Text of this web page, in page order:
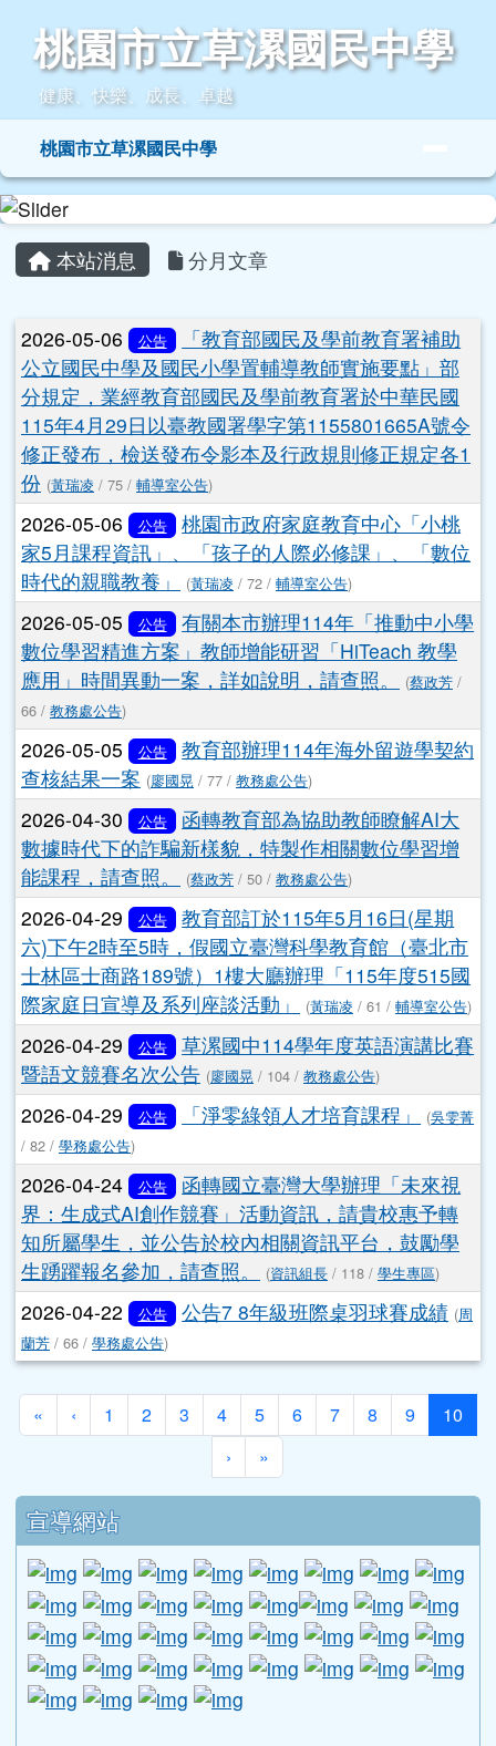
桃園市立草漯國民中學
桃園市立草漯國民中學
健康、快樂、成長、卓越
導覽列桃園市立草漯國民中學
主內容區域
本站消息 分月文章
文章列表
2026-05-06 公告
「教育部國民及學前教育署補助
公立國民中學及國民小學置輔導教師實施要點」部
分規定，業經教育部國民及學前教育署於中華民國
115年4月29日以臺教國署學字第1155801665A號令
修正發布，檢送發布令影本及行政規則修正規定各1
份 (黃瑞凌 / 75 / 輔導室公告)
2026-05-06 公告
桃園市政府家庭教育中心「小桃
家5月課程資訊」、「孩子的人際必修課」、「數位
時代的親職教養」
(黃瑞凌 / 72 / 輔導室公告)
2026-05-05 公告
有關本市辦理114年「推動中小學
數位學習精進方案」教師增能研習「HiTeach 教學
應用」時間異動一案，詳如說明，請查照。
(蔡政芳 /
66 / 教務處公告)
2026-05-05 公告
教育部辦理114年海外留遊學契約
查核結果一案 (廖國晃 / 77 / 教務處公告)
2026-04-30 公告
函轉教育部為協助教師瞭解AI大
數據時代下的詐騙新樣貌，特製作相關數位學習增
能課程，請查照。
(蔡政芳 / 50 / 教務處公告)
2026-04-29 公告
教育部訂於115年5月16日(星期
六)下午2時至5時，假國立臺灣科學教育館（臺北市
士林區士商路189號）1樓大廳辦理「115年度515國
際家庭日宣導及系列座談活動」
(黃瑞凌 / 61 / 輔導室公告)
2026-04-29 公告
草漯國中114學年度英語演講比賽
暨語文競賽名次公告 (廖國晃 / 104 / 教務處公告)
2026-04-29 公告 「淨零綠領人才培育課程」 (吳雯菁
/ 82 / 學務處公告)
2026-04-24 公告
函轉國立臺灣大學辦理「未來視
界：生成式AI創作競賽」活動資訊，請貴校惠予轉
知所屬學生，並公告於校內相關資訊平台，鼓勵學
生踴躍報名參加，請查照。
(資訊組長 / 118 / 學生專區)
2026-04-22 公告 公告7 8年級班際桌羽球賽成績 (周
蘭芳 / 66 / 學務處公告)
« 第一頁
‹ 上一頁
1 2 3 4 5 6 7 8 9 10
› 下一頁
»
下中區域內容
宣導網站
link to http://www.guide.edu.tw/
link to http://www.csptc.gov.tw/ \
link to http://enc.moe.edu.tw/ \
link to https://link to https://link to https://
link to
link to http://edufund.cyut.edu.tw \
link to http://link to https://www.ptskids.tw/ \
link to http://
link to http://link to http://
link to
link to http://1950.tycg.gov.tw/ \
link to http://www.e-quit.org/ \
link to http://www.hpa.gov.tw/
link to http://link to http://goo.gl/
link to http://
link to
link to http://www.2017twccprcescr.tw/
link to http://http://ifi.immigration.gov.tw/
link to https://i.win.org.tw/iWIN/
link to https://
link to http://link to https://
link to https://
link to
link to
link to https://dep.mohw.gov.tw/DOMHAOH/lp-3560-
link to https://dep.mohw.gov.tw/DOMHAOH/cp-
link to http://sgcc.tyc.edu.tw/tycsgcc/ \
link to =\ https://learning.swcb.gov.tw/
link to http://
頁尾區域